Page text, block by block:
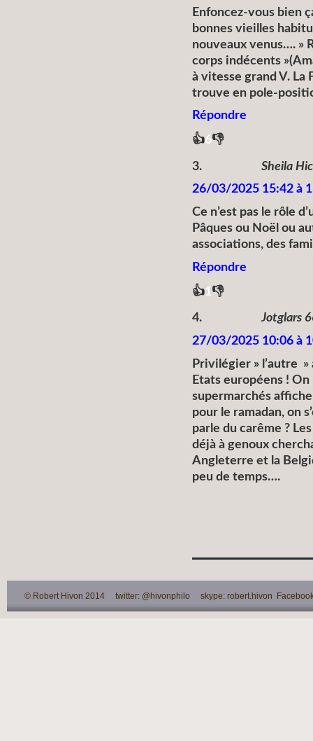
Enfoncez-vous bien
bonnes vieilles
nouveaux venus…. »
corps indécents
à vitesse grand V. La
trouve en pole-
Répondre
👍6👎
3.
Sheila
26/03/2025 15:42 à
Ce n’est pas le rôle
Pâques ou Noël ou
associations, des
Répondre
👍1👎
4.
Jotglars
27/03/2025 10:06 à
Privilégier » l’autre
Etats européens !
supermarchés
pour le ramadan, on
parle du carême ?
déjà à genoux
Angleterre et la
peu de temps….
© Robert Hivon 2014 twitter: @hivonphilo skype: robert.hivon